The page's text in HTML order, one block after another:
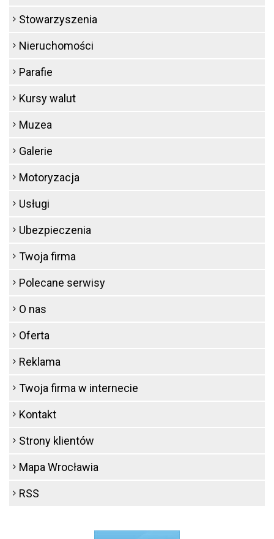
Stowarzyszenia
Nieruchomości
Parafie
Kursy walut
Muzea
Galerie
Motoryzacja
Usługi
Ubezpieczenia
Twoja firma
Polecane serwisy
O nas
Oferta
Reklama
Twoja firma w internecie
Kontakt
Strony klientów
Mapa Wrocławia
RSS